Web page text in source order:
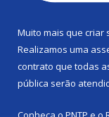
Muito mais que criar
Realizamos uma
contrato que todas
pública serão